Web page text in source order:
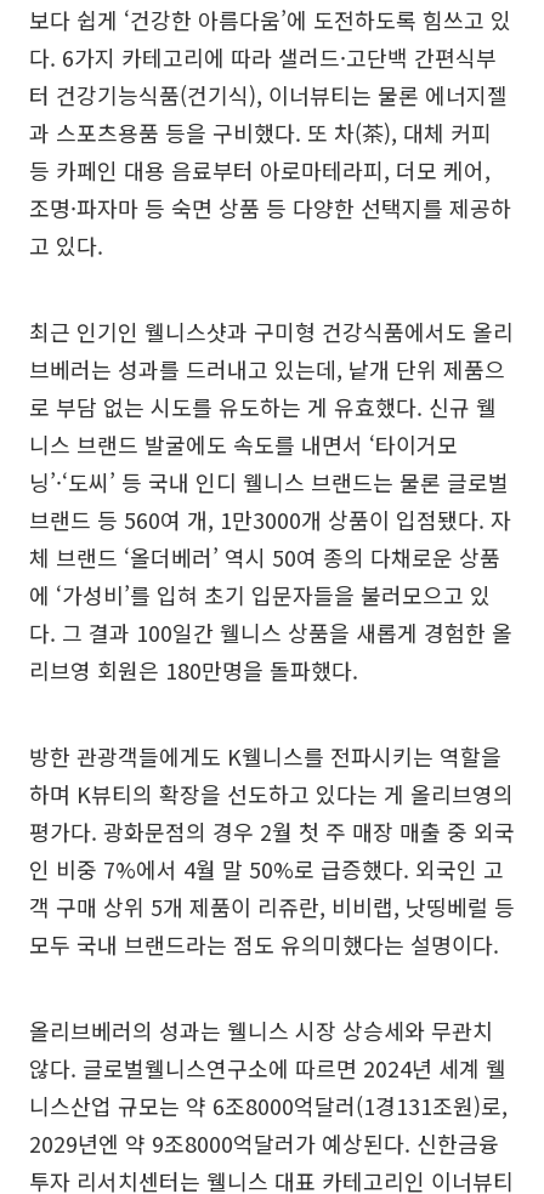
보다 쉽게 ‘건강한 아름다움’에 도전하도록 힘쓰고 있
다. 6가지 카테고리에 따라 샐러드·고단백 간편식부
터 건강기능식품(건기식), 이너뷰티는 물론 에너지젤
과 스포츠용품 등을 구비했다. 또 차(茶), 대체 커피
등 카페인 대용 음료부터 아로마테라피, 더모 케어,
조명·파자마 등 숙면 상품 등 다양한 선택지를 제공하
고 있다.
최근 인기인 웰니스샷과 구미형 건강식품에서도 올리
브베러는 성과를 드러내고 있는데, 낱개 단위 제품으
로 부담 없는 시도를 유도하는 게 유효했다. 신규 웰
니스 브랜드 발굴에도 속도를 내면서 ‘타이거모
닝’·‘도씨’ 등 국내 인디 웰니스 브랜드는 물론 글로벌
브랜드 등 560여 개, 1만3000개 상품이 입점됐다. 자
체 브랜드 ‘올더베러’ 역시 50여 종의 다채로운 상품
에 ‘가성비’를 입혀 초기 입문자들을 불러모으고 있
다. 그 결과 100일간 웰니스 상품을 새롭게 경험한 올
리브영 회원은 180만명을 돌파했다.
방한 관광객들에게도 K웰니스를 전파시키는 역할을
하며 K뷰티의 확장을 선도하고 있다는 게 올리브영의
평가다. 광화문점의 경우 2월 첫 주 매장 매출 중 외국
인 비중 7%에서 4월 말 50%로 급증했다. 외국인 고
객 구매 상위 5개 제품이 리쥬란, 비비랩, 낫띵베럴 등
모두 국내 브랜드라는 점도 유의미했다는 설명이다.
올리브베러의 성과는 웰니스 시장 상승세와 무관치
않다. 글로벌웰니스연구소에 따르면 2024년 세계 웰
니스산업 규모는 약 6조8000억달러(1경131조원)로,
2029년엔 약 9조8000억달러가 예상된다. 신한금융
투자 리서치센터는 웰니스 대표 카테고리인 이너뷰티